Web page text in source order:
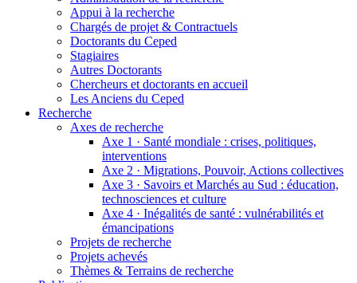
Appui à la recherche
Chargés de projet & Contractuels
Doctorants du Ceped
Stagiaires
Autres Doctorants
Chercheurs et doctorants en accueil
Les Anciens du Ceped
Recherche
Axes de recherche
Axe 1 · Santé mondiale : crises, politiques,
interventions
Axe 2 · Migrations, Pouvoir, Actions collectives
Axe 3 · Savoirs et Marchés au Sud : éducation,
technosciences et culture
Axe 4 · Inégalités de santé : vulnérabilités et
émancipations
Projets de recherche
Projets achevés
Thèmes & Terrains de recherche